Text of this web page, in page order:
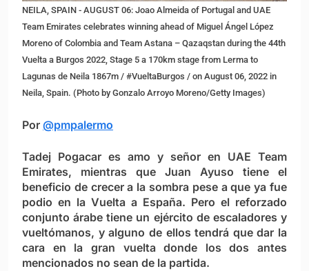
NEILA, SPAIN - AUGUST 06: Joao Almeida of Portugal and UAE
Team Emirates celebrates winning ahead of Miguel Ángel López
Moreno of Colombia and Team Astana – Qazaqstan during the 44th
Vuelta a Burgos 2022, Stage 5 a 170km stage from Lerma to
Lagunas de Neila 1867m / #VueltaBurgos / on August 06, 2022 in
Neila, Spain. (Photo by Gonzalo Arroyo Moreno/Getty Images)
Por @pmpalermo
Tadej Pogacar es amo y señor en UAE Team
Emirates, mientras que Juan Ayuso tiene el
beneficio de crecer a la sombra pese a que ya fue
podio en la Vuelta a España. Pero el reforzado
conjunto árabe tiene un ejército de escaladores y
vueltómanos, y alguno de ellos tendrá que dar la
cara en la gran vuelta donde los dos antes
mencionados no sean de la partida.